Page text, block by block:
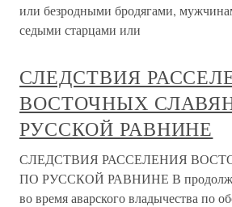
или безродными бродягами,
седыми старцами или
СЛЕДСТВИЯ
ВОСТОЧНЫХ
РУССКОЙ РАВНИНЕ
СЛЕДСТВИЯ РАССЕЛЕНИЯ
ПО РУССКОЙ РАВНИНЕ В
во время аварского владычества по